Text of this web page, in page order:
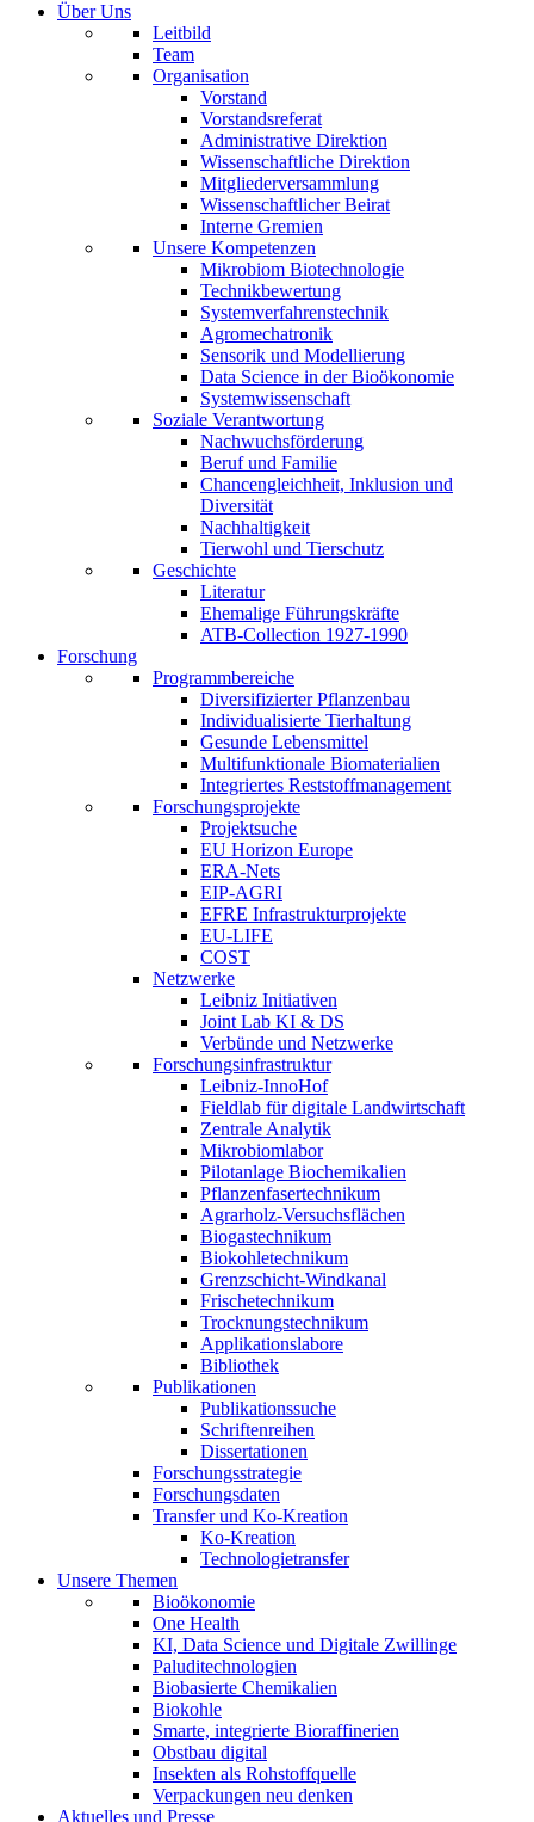
Über Uns
Leitbild
Team
Organisation
Vorstand
Vorstandsreferat
Administrative Direktion
Wissenschaftliche Direktion
Mitgliederversammlung
Wissenschaftlicher Beirat
Interne Gremien
Unsere Kompetenzen
Mikrobiom Biotechnologie
Technikbewertung
Systemverfahrenstechnik
Agromechatronik
Sensorik und Modellierung
Data Science in der Bioökonomie
Systemwissenschaft
Soziale Verantwortung
Nachwuchsförderung
Beruf und Familie
Chancengleichheit, Inklusion und
Diversität
Nachhaltigkeit
Tierwohl und Tierschutz
Geschichte
Literatur
Ehemalige Führungskräfte
ATB-Collection 1927-1990
Forschung
Programmbereiche
Diversifizierter Pflanzenbau
Individualisierte Tierhaltung
Gesunde Lebensmittel
Multifunktionale Biomaterialien
Integriertes Reststoffmanagement
Forschungsprojekte
Projektsuche
EU Horizon Europe
ERA-Nets
EIP-AGRI
EFRE Infrastrukturprojekte
EU-LIFE
COST
Netzwerke
Leibniz Initiativen
Joint Lab KI & DS
Verbünde und Netzwerke
Forschungsinfrastruktur
Leibniz-InnoHof
Fieldlab für digitale Landwirtschaft
Zentrale Analytik
Mikrobiomlabor
Pilotanlage Biochemikalien
Pflanzenfasertechnikum
Agrarholz-Versuchsflächen
Biogastechnikum
Biokohletechnikum
Grenzschicht-Windkanal
Frischetechnikum
Trocknungstechnikum
Applikationslabore
Bibliothek
Publikationen
Publikationssuche
Schriftenreihen
Dissertationen
Forschungsstrategie
Forschungsdaten
Transfer und Ko-Kreation
Ko-Kreation
Technologietransfer
Unsere Themen
Bioökonomie
One Health
KI, Data Science und Digitale Zwillinge
Paluditechnologien
Biobasierte Chemikalien
Biokohle
Smarte, integrierte Bioraffinerien
Obstbau digital
Insekten als Rohstoffquelle
Verpackungen neu denken
Aktuelles und Presse